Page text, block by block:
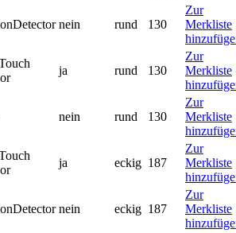
nein rund 130
Zur
Merkliste
ja rund 130
Zur
Merkliste
nein rund 130
Zur
Merkliste
ja eckig 187
Zur
Merkliste
nein eckig 187
Zur
Merkliste